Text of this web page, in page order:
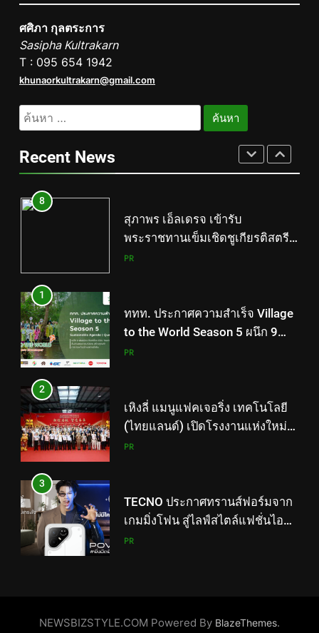
ศศิภา กุลตระการ
Sasipha Kultrakarn
T : 095 654 1942
khunaorkultrakarn@gmail.com
ค้นหา
สำหรับ:
Recent News
รัตนโกสินทร์สมโภชน์ บางขุนเทียน
สร้าง “ทูตวัฒนธรรม” รุ่นใหม่ พา
โขนเยาวชนไทยสู่เวทีโลก
7
การท่องเที่ยวแห่งประเทศไทย
สำนักงานมุมไบ เดินหน้ากลยุทธ์
Partnership 360° ผนึก Team
Mind Destination และกระตุ้นการ
เดินทางของนักท่องเที่ยวในช่วง
ครึ่งปีหลัง 2569
8
สุภาพร เอ็ลเดรจ เข้ารับ
พระราชทานเข็มเชิดชูเกียรติสตรี
ไทยดีเด่น ประจำปี 2569 จาก
PR
1
ททท. ประกาศความสำเร็จ Village
to the World Season 5 ผนึก 9
พันธมิตร ขับเคลื่อน ESG Tourism
PR
2
เหิงลี่ แมนูแฟคเจอริ่ง เทคโนโลยี
(ไทยแลนด์) เปิดโรงงานแห่งใหม่
ในชลบุรี เดินหน้าขยายฐานการ
PR
3
TECNO ประกาศทรานส์ฟอร์มจาก
เกมมิ่งโฟน สู่ไลฟ์สไตล์แฟชั่นไอ
เท็ม เสิร์ฟใหญ่ปักหมุดแลนมาร์ค
PR
NEWSBIZSTYLE.COM Powered By BlazeThemes.